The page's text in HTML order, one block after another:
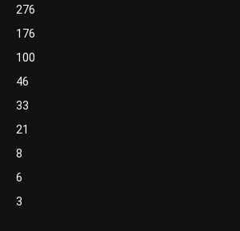
276
176
100
46
33
21
8
6
3